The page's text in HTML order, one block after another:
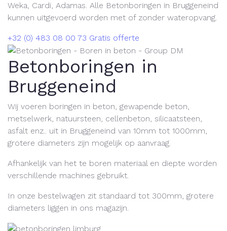
Weka, Cardi, Adamas. Alle Betonboringen in Bruggeneind
kunnen uitgevoerd worden met of zonder wateropvang.
+32 (0) 483 08 00 73 Gratis offerte
Betonboringen in
Bruggeneind
Wij voeren boringen in beton, gewapende beton,
metselwerk, natuursteen, cellenbeton, silicaatsteen,
asfalt enz.. uit in Bruggeneind van 10mm tot 1000mm,
grotere diameters zijn mogelijk op aanvraag.
Afhankelijk van het te boren materiaal en diepte worden
verschillende machines gebruikt.
In onze bestelwagen zit standaard tot 300mm, grotere
diameters liggen in ons magazijn.